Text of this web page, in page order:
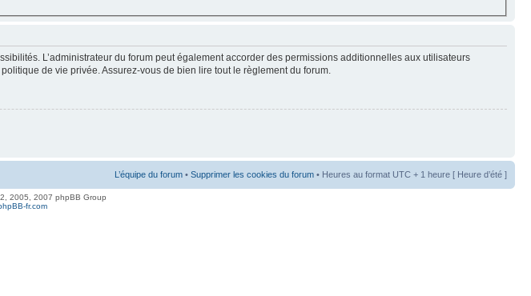
L’administrateur du forum peut également accorder des permissions additionnelles aux utilisateurs
de vie privée. Assurez-vous de bien lire tout le règlement du forum.
L’équipe du forum • Supprimer les cookies du forum • Heures au format UTC + 1 heure [ Heure d’été ]
2005, 2007 phpBB Group
fr.com